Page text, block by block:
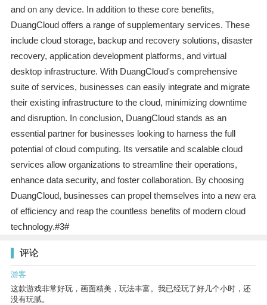
and on any device. In addition to these core benefits,
DuangCloud offers a range of supplementary services. These
include cloud storage, backup and recovery solutions, disaster
recovery, application development platforms, and virtual
desktop infrastructure. With DuangCloud's comprehensive
suite of services, businesses can easily integrate and migrate
their existing infrastructure to the cloud, minimizing downtime
and disruption. In conclusion, DuangCloud stands as an
essential partner for businesses looking to harness the full
potential of cloud computing. Its versatile and scalable cloud
services allow organizations to streamline their operations,
enhance data security, and foster collaboration. By choosing
DuangCloud, businesses can propel themselves into a new era
of efficiency and reap the countless benefits of modern cloud
technology.#3#
评论
游客
这款游戏非常好玩，画面精美，玩法丰富。我已经玩了好几个小时，还
没有玩腻。